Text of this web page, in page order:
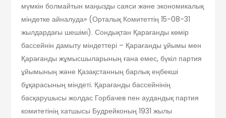
мүмкін болмайтын маңызды саяси және экономикалық
міндетке айналуда» (Орталық Комитеттің 15-08-31
жылдардағы шешімі). Сондықтан Қарағанды көмір
бассейнін дамыту міндеттері – Қарағанды ұйымы мен
Қарағанды жұмысшыларының ғана емес, бүкіл партия
ұйымының және Қазақстанның барлық еңбекші
бұқарасының міндеті. Қарағанды бассейнінің
басқарушысы жолдас Горбачев пен аудандық партия
комитетінің хатшысы Будрейконың 1931 жылы